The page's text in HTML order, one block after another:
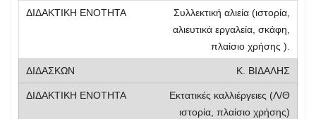
Συλλεκτική αλιεία (ιστορία,
αλιευτικά εργαλεία, σκάφη,
πλαίσιο χρήσης ).
Κ. ΒΙΔΑΛΗΣ
Εκτατικές καλλιέργειες (Λ/Θ
ιστορία, πλαίσιο χρήσης)